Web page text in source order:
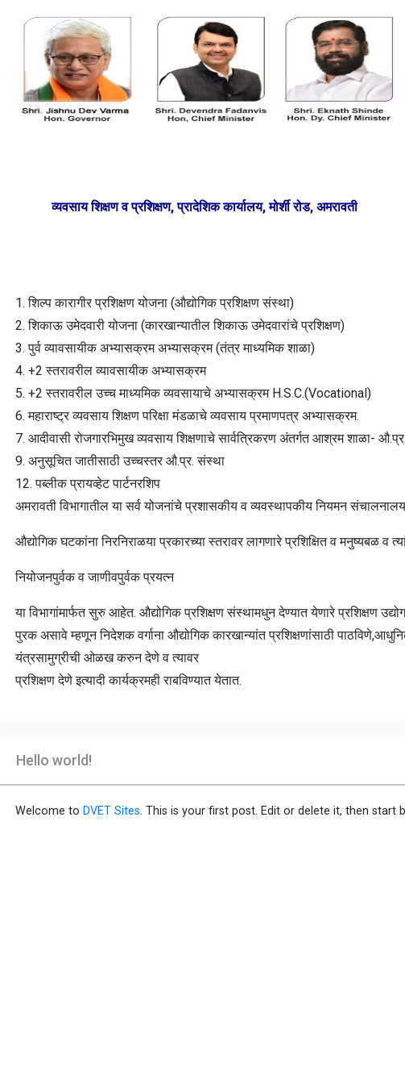
व्यवसाय शिक्षण व प्रशिक्षण, प्रादेशिक कार्यालय, मोर्शी रोड, अमरावती
व्यवसाय शिक्षण व प्रशिक्षण
1. शिल्प कारागीर प्रशिक्षण योजना (औद्योगिक प्रशिक्षण संस्था)
2. शिकाऊ उमेदवारी योजना (कारखान्यातील शिकाऊ उमेदवारांचे प्रशिक्षण)
3. पुर्व व्यावसायीक अभ्यासक्रम अभ्यासक्रम (तंत्र माध्यमिक शाळा)
4. +2 स्तरावरील व्यावसायीक अभ्यासक्रम
5. +2 स्तरावरील उच्च माध्यमिक व्यवसायाचे अभ्यासक्रम H.S.C.(Vocational)
6. महाराष्ट्र व्यवसाय शिक्षण परिक्षा मंडळाचे व्यवसाय प्रमाणपत्र अभ्यासक्रम.
7. आदीवासी रोजगारभिमुख व्यवसाय शिक्षणाचे सार्वत्रिकरण अंतर्गत आश्रम शाळा-
9. अनुसूचित जातीसाठी उच्चस्तर औ.प्र. संस्था
12. पब्लीक प्रायव्हेट पार्टनरशिप
अमरावती विभागातील या सर्व योजनांचे प्रशासकीय व व्यवस्थापकीय नियमन
औद्योगिक घटकांना निरनिराळया प्रकारच्या स्तरावर लागणारे प्रशिक्षित व मनुष्यबळ व
नियोजनपुर्वक व जाणीवपुर्वक प्रयत्न
या विभागांमार्फत सुरु आहेत. औद्योगिक प्रशिक्षण संस्थामधुन देण्यात येणारे प्रशिक्षण
पुरक असावे म्हणून निदेशक वर्गाना औद्योगिक कारखान्यांत प्रशिक्षणांसाठी
यंत्रसामुग्रीची ओळख करुन देणे व त्यावर
प्रशिक्षण देणे इत्यादी कार्यक्रमही राबविण्यात येतात.
Hello world!
Welcome to DVET Sites. This is your first post. Edit or delete it, then start